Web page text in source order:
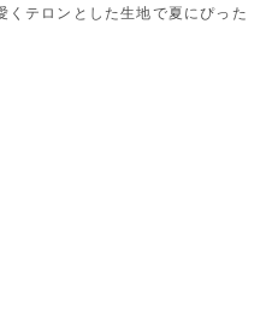
くテロンとした生地で夏にぴった